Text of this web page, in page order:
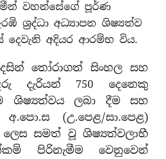
වහන්සේගේ පූර්ණ
ශ්‍රද්ධා අධ්‍යාපන ශිෂ්‍යත්ව
දෙවැනි අදියර ආරම්භ විය.
තෝරාගත් සිංහල සහ
දැරියන් 750 දෙනෙකු
ශිෂ්‍යත්වය ලබා දීම සහ
(උ.පෙළ/සා.පෙළ)
සමත් වූ ශිෂ්‍යත්වලාභී
පිරිනැමීම වෙනුවෙන්